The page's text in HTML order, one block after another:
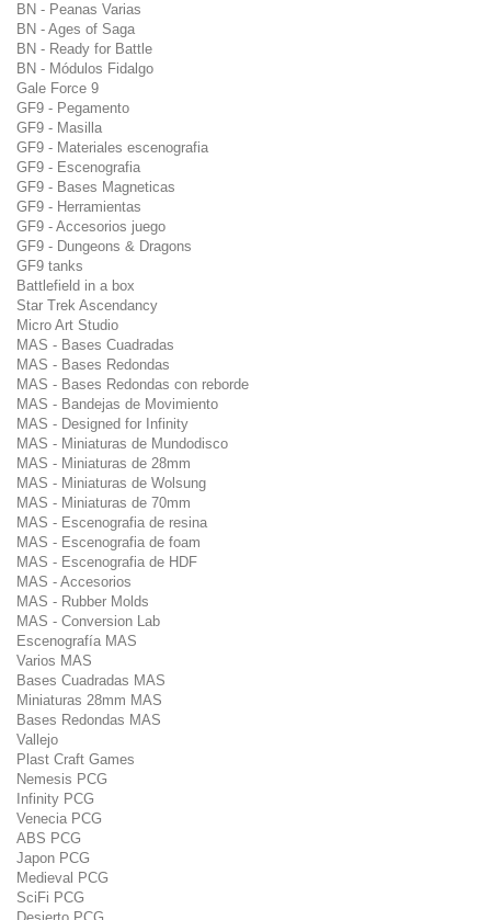
BN - Peanas Varias
BN - Ages of Saga
BN - Ready for Battle
BN - Módulos Fidalgo
Gale Force 9
GF9 - Pegamento
GF9 - Masilla
GF9 - Materiales escenografia
GF9 - Escenografia
GF9 - Bases Magneticas
GF9 - Herramientas
GF9 - Accesorios juego
GF9 - Dungeons & Dragons
GF9 tanks
Battlefield in a box
Star Trek Ascendancy
Micro Art Studio
MAS - Bases Cuadradas
MAS - Bases Redondas
MAS - Bases Redondas con reborde
MAS - Bandejas de Movimiento
MAS - Designed for Infinity
MAS - Miniaturas de Mundodisco
MAS - Miniaturas de 28mm
MAS - Miniaturas de Wolsung
MAS - Miniaturas de 70mm
MAS - Escenografia de resina
MAS - Escenografia de foam
MAS - Escenografia de HDF
MAS - Accesorios
MAS - Rubber Molds
MAS - Conversion Lab
Escenografía MAS
Varios MAS
Bases Cuadradas MAS
Miniaturas 28mm MAS
Bases Redondas MAS
Vallejo
Plast Craft Games
Nemesis PCG
Infinity PCG
Venecia PCG
ABS PCG
Japon PCG
Medieval PCG
SciFi PCG